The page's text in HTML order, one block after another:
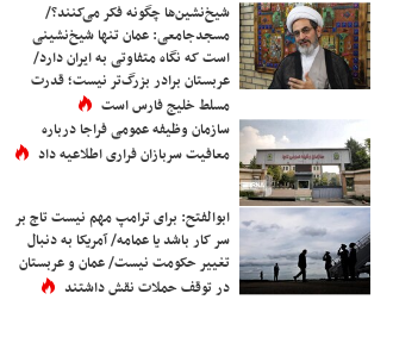
شیخ‌نشین‌ها چگونه فکر می‌کنند؟/
مسجدجامعی: عمان تنها شیخ‌نشینی
است که نگاه متفاوتی به ایران دارد/
عربستان برادر بزرگ‌تر نیست؛ قدرت
مسلط خلیج فارس است
سازمان وظیفه عمومی فراجا درباره
معافیت سربازان فراری اطلاعیه داد
ابوالفتح: برای ترامپ مهم نیست تاج بر
سر کار باشد یا عمامه/ آمریکا به دنبال
تغییر حکومت نیست/ عمان و عربستان
در توقف حملات نقش داشتند